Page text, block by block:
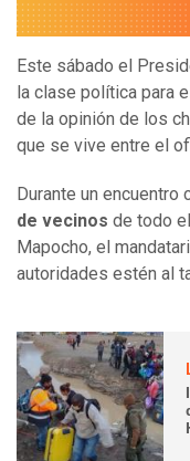
Este sábado el
la clase política para
de la opinión de los
que se vive entre el
Durante un encuentro
de vecinos de todo
Mapocho, el
autoridades estén al